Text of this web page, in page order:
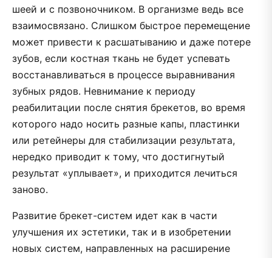
шеей и с позвоночником. В организме ведь все
взаимосвязано. Слишком быстрое перемещение
может привести к расшатыванию и даже потере
зубов, если костная ткань не будет успевать
восстанавливаться в процессе выравнивания
зубных рядов. Невнимание к периоду
реабилитации после снятия брекетов, во время
которого надо носить разные капы, пластинки
или ретейнеры для стабилизации результата,
нередко приводит к тому, что достигнутый
результат «уплывает», и приходится лечиться
заново.
Развитие брекет-систем идет как в части
улучшения их эстетики, так и в изобретении
новых систем, направленных на расширение